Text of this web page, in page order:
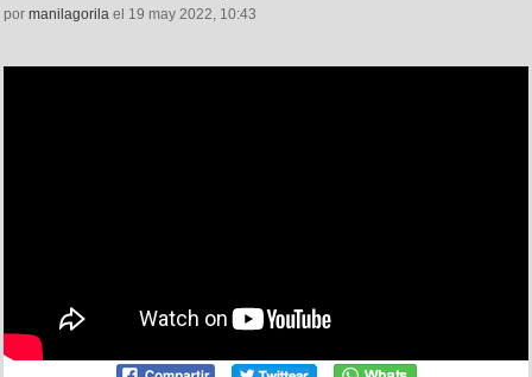
por manilagorila el 19 may 2022, 10:43